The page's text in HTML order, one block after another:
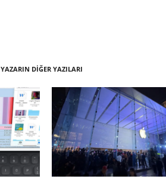
YAZARIN DİĞER YAZILARI